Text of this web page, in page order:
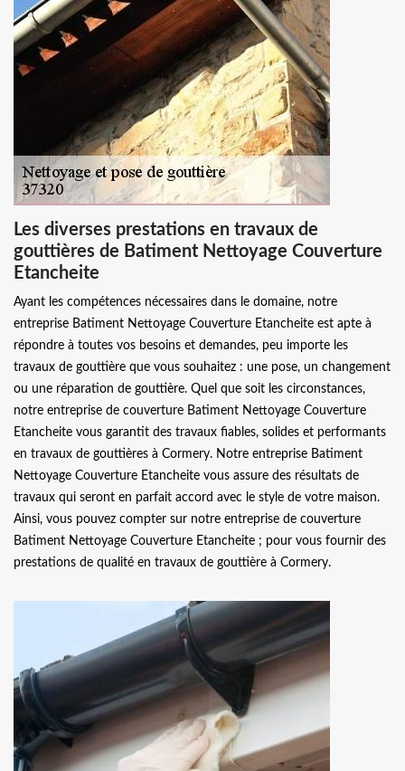
Les diverses prestations en travaux de
gouttières de Batiment Nettoyage Couverture
Etancheite
Ayant les compétences nécessaires dans le domaine, notre
entreprise Batiment Nettoyage Couverture Etancheite est apte à
répondre à toutes vos besoins et demandes, peu importe les
travaux de gouttière que vous souhaitez : une pose, un changement
ou une réparation de gouttière. Quel que soit les circonstances,
notre entreprise de couverture Batiment Nettoyage Couverture
Etancheite vous garantit des travaux fiables, solides et performants
en travaux de gouttières à Cormery. Notre entreprise Batiment
Nettoyage Couverture Etancheite vous assure des résultats de
travaux qui seront en parfait accord avec le style de votre maison.
Ainsi, vous pouvez compter sur notre entreprise de couverture
Batiment Nettoyage Couverture Etancheite ; pour vous fournir des
prestations de qualité en travaux de gouttière à Cormery.